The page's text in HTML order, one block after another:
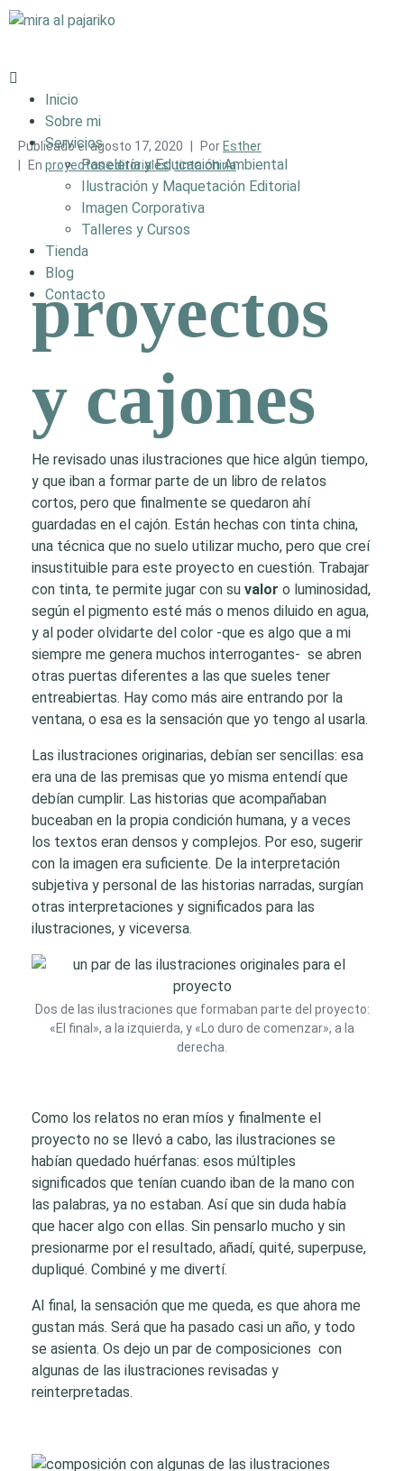
Inicio
Sobre mi
Servicios
Panelería y Educación Ambiental
Ilustración y Maquetación Editorial
Imagen Corporativa
Talleres y Cursos
Tienda
Blog
Contacto
Publicado elagosto 17, 2020 Por Esther
En proyectos editoriales,tinta china
proyectos
y cajones
He revisado unas ilustraciones que hice algún tiempo,
y que iban a formar parte de un libro de relatos
cortos, pero que finalmente se quedaron ahí
guardadas en el cajón. Están hechas con tinta china,
una técnica que no suelo utilizar mucho, pero que creí
insustituible para este proyecto en cuestión. Trabajar
con tinta, te permite jugar con su valor o luminosidad,
según el pigmento esté más o menos diluido en agua,
y al poder olvidarte del color -que es algo que a mi
siempre me genera muchos interrogantes- se abren
otras puertas diferentes a las que sueles tener
entreabiertas. Hay como más aire entrando por la
ventana, o esa es la sensación que yo tengo al usarla.
Las ilustraciones originarias, debían ser sencillas: esa
era una de las premisas que yo misma entendí que
debían cumplir. Las historias que acompañaban
buceaban en la propia condición humana, y a veces
los textos eran densos y complejos. Por eso, sugerir
con la imagen era suficiente. De la interpretación
subjetiva y personal de las historias narradas, surgían
otras interpretaciones y significados para las
ilustraciones, y viceversa.
Dos de las ilustraciones que formaban parte del proyecto:
«El final», a la izquierda, y «Lo duro de comenzar», a la
derecha.
Como los relatos no eran míos y finalmente el
proyecto no se llevó a cabo, las ilustraciones se
habían quedado huérfanas: esos múltiples
significados que tenían cuando iban de la mano con
las palabras, ya no estaban. Así que sin duda había
que hacer algo con ellas. Sin pensarlo mucho y sin
presionarme por el resultado, añadí, quité, superpuse,
dupliqué. Combiné y me divertí.
Al final, la sensación que me queda, es que ahora me
gustan más. Será que ha pasado casi un año, y todo
se asienta. Os dejo un par de composiciones con
algunas de las ilustraciones revisadas y
reinterpretadas.